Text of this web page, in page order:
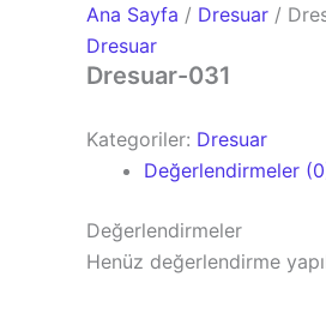
Ana Sayfa / Dresuar /
Dresuar
Dresuar-031
Kategoriler: Dresuar
Değerlendirmeler
Değerlendirmeler
Henüz değerlendirme